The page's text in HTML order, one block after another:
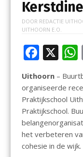
DOOR REDACTIE
UITHOORN E.O.
F
e
b
o
o
k
X
h
p
Uithoorn–
organiseerde
Praktijkschool
Praktijkschool.
het verbeteren
cohesie in de wijk.